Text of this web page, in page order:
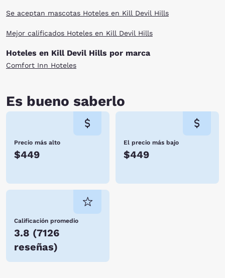
Se aceptan mascotas Hoteles en Kill Devil Hills
Mejor calificados Hoteles en Kill Devil Hills
Hoteles en Kill Devil Hills por marca
Comfort Inn Hoteles
Es bueno saberlo
Precio más alto
$449
El precio más bajo
$449
Calificación promedio
3.8 (7126
reseñas)